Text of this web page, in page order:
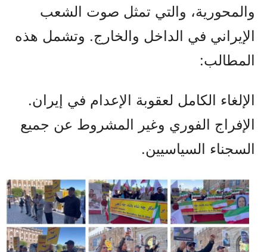
والمحورية، والتي تمثل صوت الشعب
الإيراني في الداخل والخارج. وتشمل هذه
المطالب:
الإلغاء الكامل لعقوبة الإعدام في إيران.
الإفراج الفوري وغير المشروط عن جميع
السجناء السياسيين.